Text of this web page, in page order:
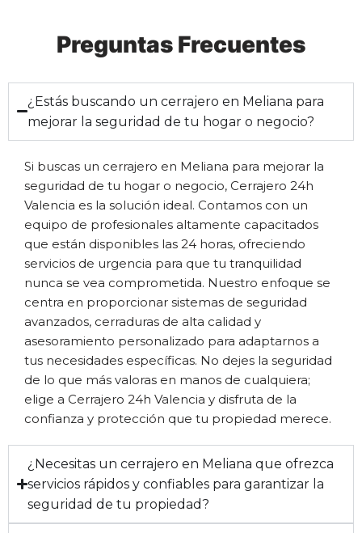
Preguntas Frecuentes
¿Estás buscando un cerrajero en Meliana para
mejorar la seguridad de tu hogar o negocio?
Si buscas un cerrajero en Meliana para mejorar la
seguridad de tu hogar o negocio, Cerrajero 24h
Valencia es la solución ideal. Contamos con un
equipo de profesionales altamente capacitados
que están disponibles las 24 horas, ofreciendo
servicios de urgencia para que tu tranquilidad
nunca se vea comprometida. Nuestro enfoque se
centra en proporcionar sistemas de seguridad
avanzados, cerraduras de alta calidad y
asesoramiento personalizado para adaptarnos a
tus necesidades específicas. No dejes la seguridad
de lo que más valoras en manos de cualquiera;
elige a Cerrajero 24h Valencia y disfruta de la
confianza y protección que tu propiedad merece.
¿Necesitas un cerrajero en Meliana que ofrezca
servicios rápidos y confiables para garantizar la
seguridad de tu propiedad?